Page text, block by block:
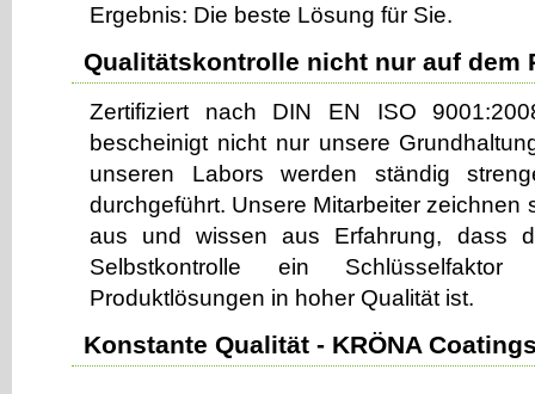
Ergebnis: Die beste Lösung für Sie.
Qualitätskontrolle nicht nur auf dem
Zertifiziert nach DIN EN ISO
bescheinigt nicht nur unsere
unseren Labors werden ständig
durchgeführt. Unsere Mitarbeiter zeichnen
aus und wissen aus Erfahrung, dass
Selbstkontrolle ein Schlüsselfaktor
Produktlösungen in hoher Qualität ist.
Konstante Qualität - KRÖNA